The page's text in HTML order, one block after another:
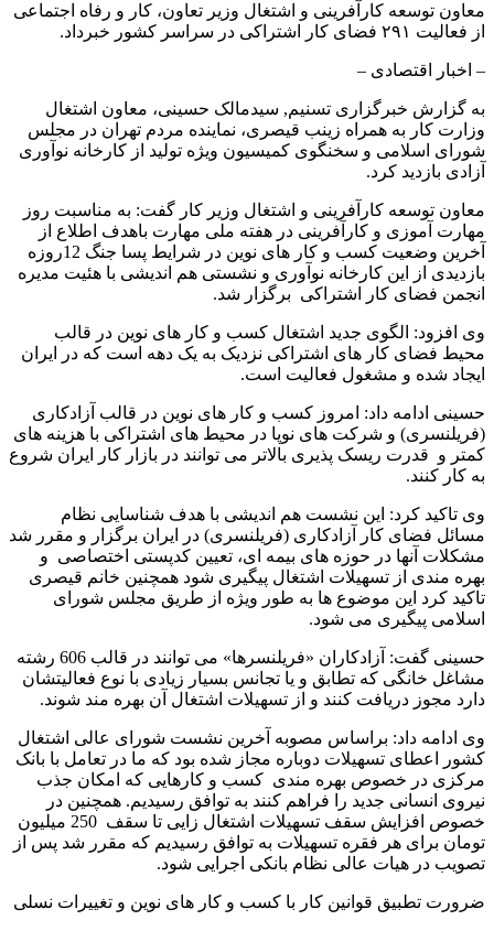
معاون توسعه کارآفرینی و اشتغال وزیر تعاون، کار و رفاه اجتماعی
از فعالیت ۲۹۱ فضای کار اشتراکی در سراسر کشور خبرداد.
– اخبار اقتصادی –
به گزارش خبرگزاری تسنیم,‌ سیدمالک حسینی، معاون اشتغال
وزارت کار به همراه زینب قیصری، نماینده مردم تهران در مجلس
شورای اسلامی و سخنگوی کمیسیون ویژه تولید از کارخانه نوآوری
آزادی بازدید کرد.
معاون توسعه کارآفرینی و اشتغال وزیر کار گفت: به مناسبت روز
مهارت آموزی و کارآفرینی در هفته ملی مهارت باهدف اطلاع از
آخرین وضعیت کسب و کار های نوین در شرایط پسا جنگ 12روزه
بازدیدی از این کارخانه نوآوری و نشستی هم اندیشی با هئیت مدیره
انجمن فضای کار اشتراکی برگزار شد.
وی افزود: الگوی جدید اشتغال کسب و کار های نوین در قالب
محیط فضای کار های اشتراکی نزدیک به یک دهه است که در ایران
ایجاد شده و مشغول فعالیت است.
حسینی ادامه داد: امروز کسب و کار های نوین در قالب آزادکاری
(فریلنسری) و شرکت های نوپا در محیط های اشتراکی با هزینه های
کمتر و قدرت ریسک پذیری بالاتر می توانند در بازار کار ایران شروع
به کار کنند.
وی تاکید کرد: این نشست هم اندیشی با هدف شناسایی نظام
مسائل فضای کار آزادکاری (فریلنسری) در ایران برگزار و مقرر شد
مشکلات آنها در حوزه های بیمه ای، تعیین کدپستی اختصاصی و
بهره مندی از تسهیلات اشتغال پیگیری شود همچنین خانم قیصری
تاکید کرد این موضوع ها به طور ویژه از طریق مجلس شورای
اسلامی پیگیری می شود.
حسینی گفت: آزادکاران «فریلنسرها» می توانند در قالب 606 رشته
مشاغل خانگی که تطابق و یا تجانس بسیار زیادی با نوع فعالیتشان
دارد مجوز دریافت کنند و از تسهیلات اشتغال آن بهره مند شوند.
وی ادامه داد: براساس مصوبه آخرین نشست شورای عالی اشتغال
کشور اعطای تسهیلات دوباره مجاز شده بود که ما در تعامل با بانک
مرکزی در خصوص بهره مندی کسب و کارهایی که امکان جذب
نیروی انسانی جدید را فراهم کنند به توافق رسیدیم. همچنین در
خصوص افزایش سقف تسهیلات اشتغال زایی تا سقف 250 میلیون
تومان برای هر فقره تسهیلات به توافق رسیدیم که مقرر شد پس از
تصویب در هیات عالی نظام بانکی اجرایی شود.
ضرورت تطبیق قوانین کار با کسب و کار های نوین و تغییرات نسلی